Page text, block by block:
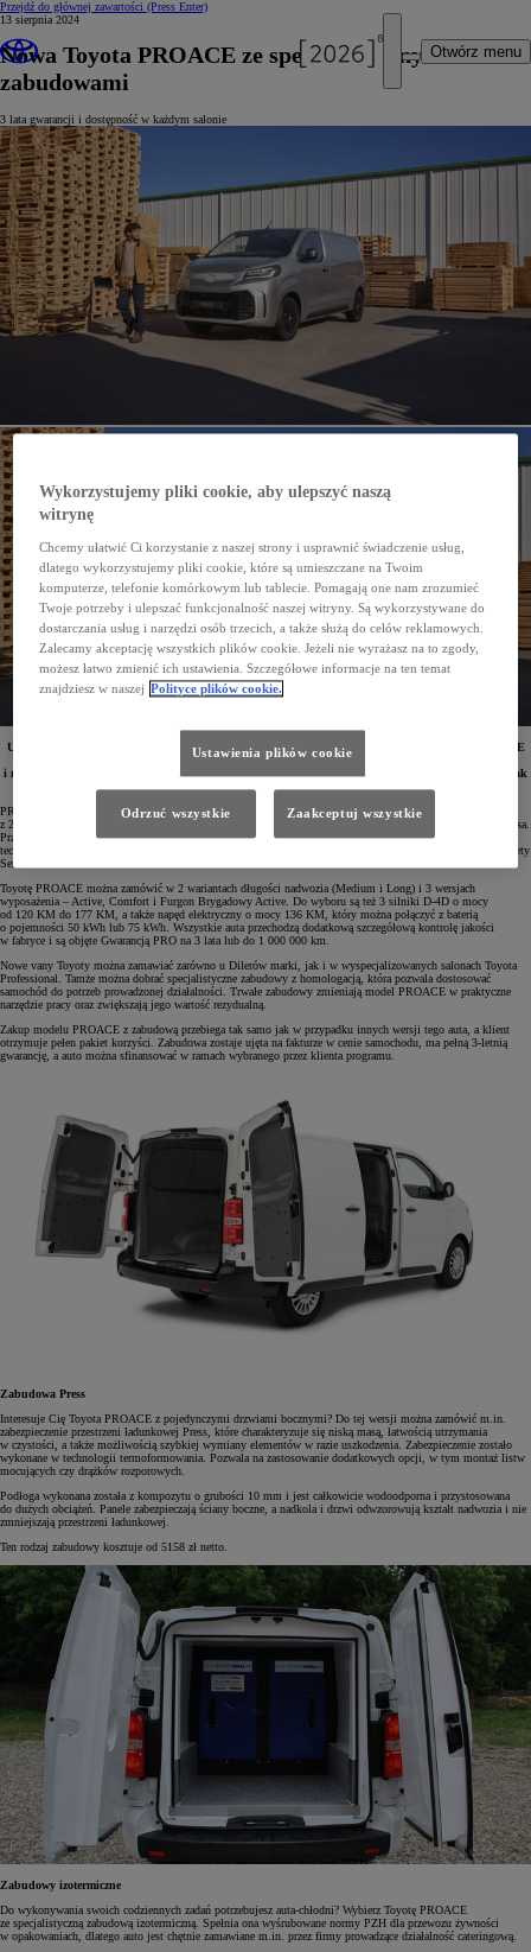
Przejdź do głównej zawartości (Press Enter)
Otwórz menu
13 sierpnia 2024
Nowa Toyota PROACE ze specjalistycznymi
zabudowami
3 lata gwarancji i dostępność w każdym salonie
U każdego Dilera Toyoty oraz w salonach Toyota Professional można zamówić nowe Toyoty PROACE
ze specjalistycznymi zabudowami. Są one wykonane z zastosowaniem innowacyjnych technologii
i materiałów i pozwalają dostosować samochód do rodzaju działalności firmy. Zarówno zabudowy, jak
PROACE jest obecnie jednym z najpopularniejszych vanów średniej wielkości w Polsce. Samochody
z 2024 roku modelowego przeszły szereg modyfikacji. Z zewnątrz uwagę zwraca nowy wygląd przedniego pasa.
Przeprojektowano też wnętrze, w którym zastosowano materiały wysokiej klasy oraz zaawansowane
technologie. Auta wyposażono w zestaw systemów bezpieczeństwa czynnego i wsparcia kierowcy Toyota Safety
Sense.
Toyotę PROACE można zamówić w 2 wariantach długości nadwozia (Medium i Long) i 3 wersjach
wyposażenia – Active, Comfort i Furgon Brygadowy Active. Do wyboru są też 3 silniki D-4D o mocy
od 120 KM do 177 KM, a także napęd elektryczny o mocy 136 KM, który można połączyć z baterią
o pojemności 50 kWh lub 75 kWh. Wszystkie auta przechodzą dodatkową szczegółową kontrolę jakości
w fabryce i są objęte Gwarancją PRO na 3 lata lub do 1 000 000 km.
Nowe vany Toyoty można zamawiać zarówno u Dilerów marki, jak i w wyspecjalizowanych salonach Toyota
Professional. Tamże można dobrać specjalistyczne zabudowy z homologacją, która pozwala dostosować
samochód do potrzeb prowadzonej działalności. Trwałe zabudowy zmieniają model PROACE w praktyczne
narzędzie pracy oraz zwiększają jego wartość rezydualną.
Zakup modelu PROACE z zabudową przebiega tak samo jak w przypadku innych wersji tego auta, a klient
otrzymuje pełen pakiet korzyści. Zabudowa zostaje ujęta na fakturze w cenie samochodu, ma pełną 3-letnią
gwarancję, a auto można sfinansować w ramach wybranego przez klienta programu.
Zabudowa Press
Interesuje Cię Toyota PROACE z pojedynczymi drzwiami bocznymi? Do tej wersji można zamówić m.in.
zabezpieczenie przestrzeni ładunkowej Press, które charakteryzuje się niską masą, łatwością utrzymania
w czystości, a także możliwością szybkiej wymiany elementów w razie uszkodzenia. Zabezpieczenie zostało
wykonane w technologii termoformowania. Pozwala na zastosowanie dodatkowych opcji, w tym montaż listw
mocujących czy drążków rozporowych.
Podłoga wykonana została z kompozytu o grubości 10 mm i jest całkowicie wodoodporna i przystosowana
do dużych obciążeń. Panele zabezpieczają ściany boczne, a nadkola i drzwi odwzorowują kształt nadwozia i nie
zmniejszają przestrzeni ładunkowej.
Ten rodzaj zabudowy kosztuje od 5158 zł netto.
Zabudowy izotermiczne
Do wykonywania swoich codziennych zadań potrzebujesz auta-chłodni? Wybierz Toyotę PROACE
ze specjalistyczną zabudową izotermiczną. Spełnia ona wyśrubowane normy PZH dla przewozu żywności
w opakowaniach, dlatego auto jest chętnie zamawiane m.in. przez firmy prowadzące działalność cateringową.
Wykorzystujemy pliki cookie, aby ulepszyć naszą
witrynę
Chcemy ułatwić Ci korzystanie z naszej strony i usprawnić świadczenie usług,
dlatego wykorzystujemy pliki cookie, które są umieszczane na Twoim
komputerze, telefonie komórkowym lub tablecie. Pomagają one nam zrozumieć
Twoje potrzeby i ulepszać funkcjonalność naszej witryny. Są wykorzystywane do
dostarczania usług i narzędzi osób trzecich, a także służą do celów reklamowych.
Zalecamy akceptację wszystkich plików cookie. Jeżeli nie wyrażasz na to zgody,
możesz łatwo zmienić ich ustawienia. Szczegółowe informacje na ten temat
znajdziesz w naszej Polityce plików cookie.
Ustawienia plików cookie
Odrzuć wszystkie Zaakceptuj wszystkie